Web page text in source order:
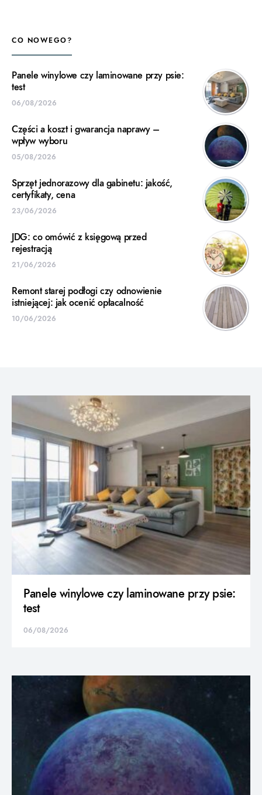
CO NOWEGO?
Panele winylowe czy laminowane przy psie:
test
06/08/2026
Części a koszt i gwarancja naprawy –
wpływ wyboru
05/08/2026
Sprzęt jednorazowy dla gabinetu: jakość,
certyfikaty, cena
23/06/2026
JDG: co omówić z księgową przed
rejestracją
21/06/2026
Remont starej podłogi czy odnowienie
istniejącej: jak ocenić opłacalność
10/06/2026
Panele winylowe czy laminowane przy psie:
test
06/08/2026